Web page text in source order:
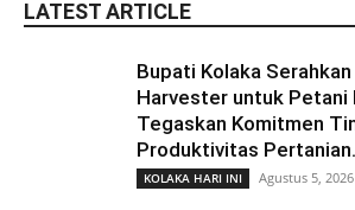
LATEST ARTICLE
Bupati Kolaka
Harvester untuk Petani
Tegaskan Komitmen
Produktivitas
KOLAKA HARI INI Agustus 5, 2026